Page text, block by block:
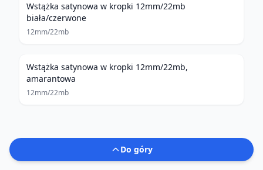
Wstążka satynowa w kropki 12mm/22mb
biała/czerwone
12mm/22mb
Wstążka satynowa w kropki 12mm/22mb,
amarantowa
12mm/22mb
Do góry